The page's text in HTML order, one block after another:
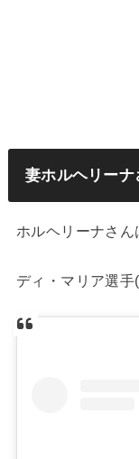
妻ホルヘリー
ホルヘリーナさん
ディ・マリア選手